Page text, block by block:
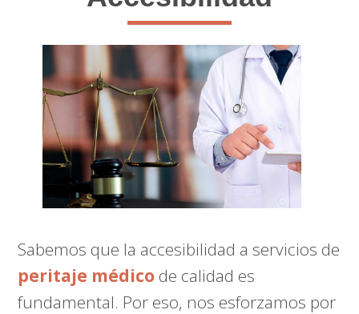
Sabemos que la accesibilidad a servicios de
peritaje médico de calidad es
fundamental. Por eso, nos esforzamos por